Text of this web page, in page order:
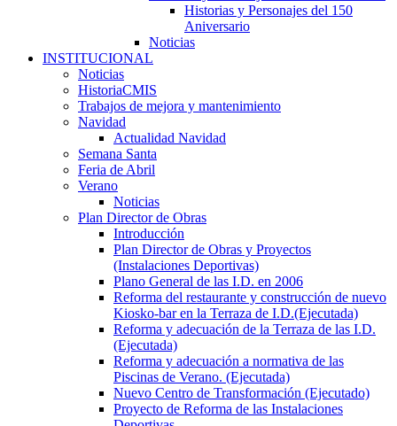
Historias y Personajes del 150
Aniversario
Noticias
INSTITUCIONAL
Noticias
HistoriaCMIS
Trabajos de mejora y mantenimiento
Navidad
Actualidad Navidad
Semana Santa
Feria de Abril
Verano
Noticias
Plan Director de Obras
Introducción
Plan Director de Obras y Proyectos
(Instalaciones Deportivas)
Plano General de las I.D. en 2006
Reforma del restaurante y construcción de nuevo
Kiosko-bar en la Terraza de I.D.(Ejecutada)
Reforma y adecuación de la Terraza de las I.D.
(Ejecutada)
Reforma y adecuación a normativa de las
Piscinas de Verano. (Ejecutada)
Nuevo Centro de Transformación (Ejecutado)
Proyecto de Reforma de las Instalaciones